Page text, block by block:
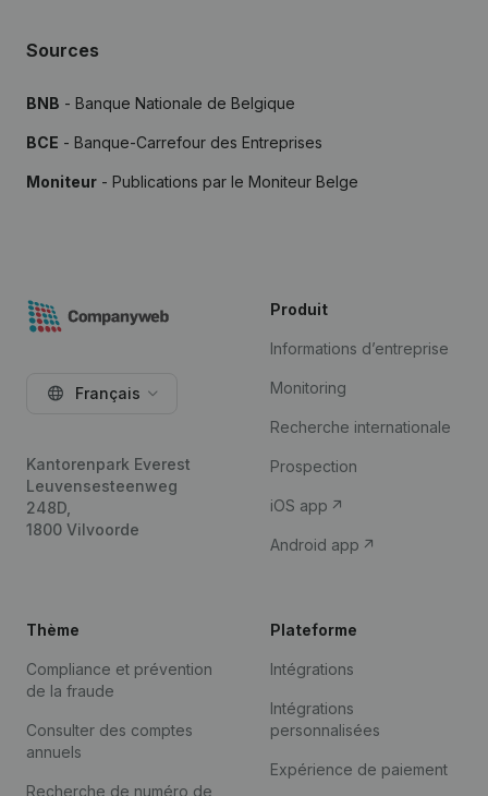
Sources
BNB - Banque Nationale de Belgique
BCE - Banque-Carrefour des Entreprises
Moniteur - Publications par le Moniteur Belge
Français
Kantorenpark Everest
Leuvensesteenweg
248D,
1800 Vilvoorde
Produit
Informations d’entreprise
Monitoring
Recherche internationale
Prospection
iOS app
Android app
Thème
Compliance et prévention
de la fraude
Consulter des comptes
annuels
Recherche de numéro de
Plateforme
Intégrations
Intégrations
personnalisées
Expérience de paiement